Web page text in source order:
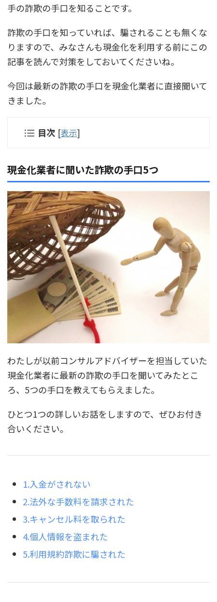
手の詐欺の手口を知ることです。
詐欺の手口を知っていれば、騙されることも無くな
りますので、みなさんも現金化を利用する前にこの
記事を読んで対策をしておいてくださいね。
今回は最新の詐欺の手口を現金化業者に直接聞いて
きました。
目次 [表示]
現金化業者に聞いた詐欺の手口5つ
わたしが以前コンサルアドバイザーを担当していた
現金化業者に最新の詐欺の手口を聞いてみたとこ
ろ、5つの手口を教えてもらえました。
ひとつ1つの詳しいお話をしますので、ぜひお付き
合いください。
1.入金がされない
2.法外な手数料を請求された
3.キャンセル料を取られた
4.個人情報を盗まれた
5.利用規約詐欺に騙された